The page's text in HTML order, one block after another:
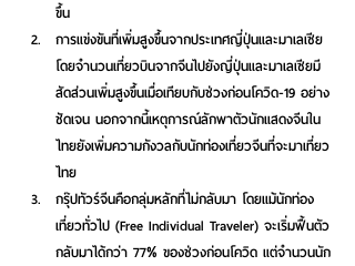
ขึ้น
การแข่งขันที่เพิ่มสูงขึ้นจากประเทศญี่ปุ่นและมาเลเซีย
โดยจำนวนเที่ยวบินจากจีนไปยังญี่ปุ่นและมาเลเซียมี
สัดส่วนเพิ่มสูงขึ้นเมื่อเทียบกับช่วงก่อนโควิด-19 อย่าง
ชัดเจน นอกจากนี้เหตุการณ์ลักพาตัวนักแสดงจีนใน
ไทยยังเพิ่มความกังวลกับนักท่องเที่ยวจีนที่จะมาเที่ยว
ไทย
กรุ๊ปทัวร์จีนคือกลุ่มหลักที่ไม่กลับมา โดยแม้นักท่อง
เที่ยวทั่วไป (Free Individual Traveler) จะเริ่มฟื้นตัว
กลับมาได้กว่า 77% ของช่วงก่อนโควิด แต่จำนวนนัก